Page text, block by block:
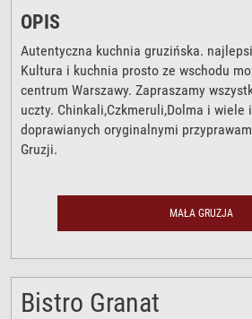
OPIS
Autentyczna kuchnia gruzińska.
Kultura i kuchnia prosto ze wschodu
centrum Warszawy. Zapraszamy
uczty. Chinkali,Czkmeruli,Dolma i wiele
doprawianych oryginalnymi
Gruzji.
MAŁA GRUZJA
Bistro Granat